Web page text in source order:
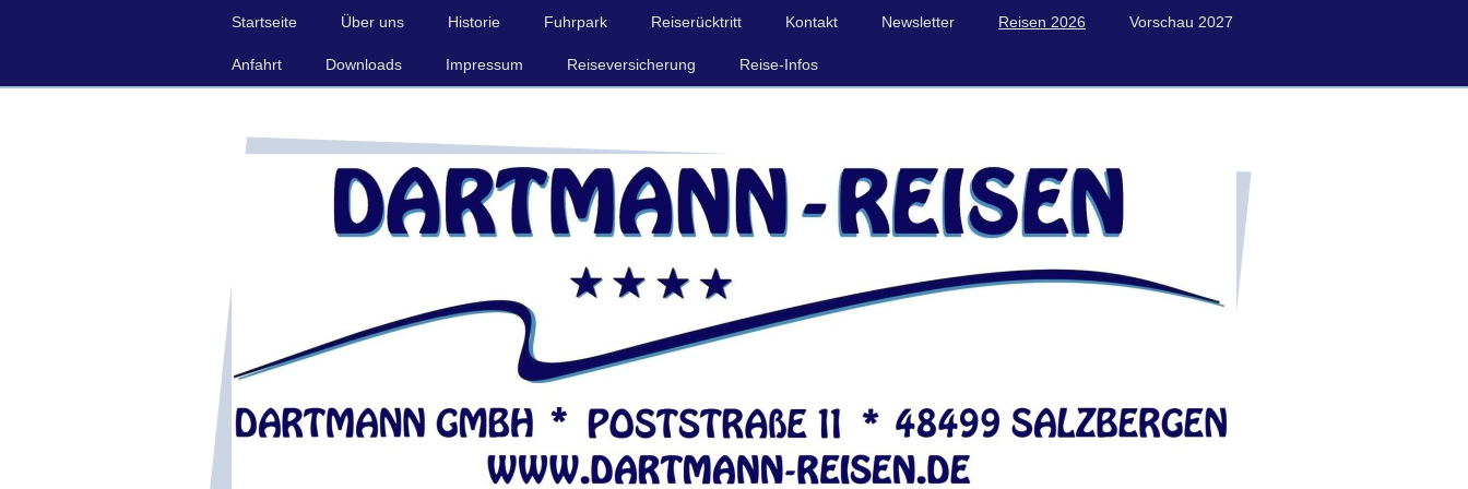
Startseite Über uns Historie Fuhrpark Reiserücktritt Kontakt Newsletter Reisen 2026 Vorschau 2027
Anfahrt Downloads Impressum Reiseversicherung Reise-Infos